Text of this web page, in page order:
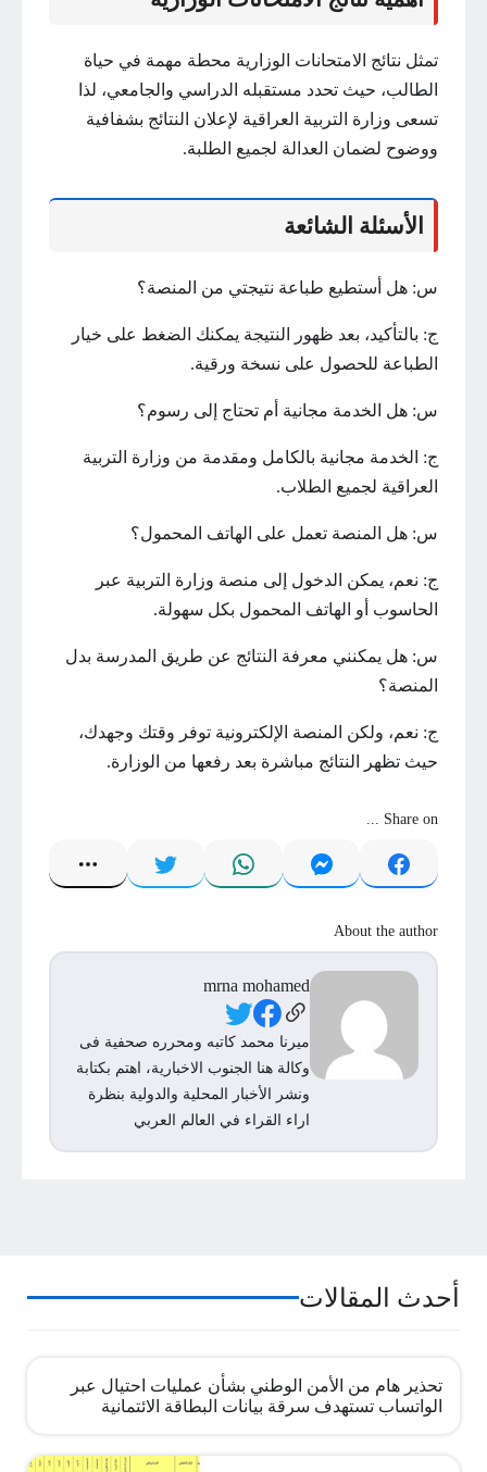
تمثل نتائج الامتحانات الوزارية محطة مهمة في حياة
الطالب، حيث تحدد مستقبله الدراسي والجامعي، لذا
تسعى وزارة التربية العراقية لإعلان النتائج بشفافية
ووضوح لضمان العدالة لجميع الطلبة.
الأسئلة الشائعة
س: هل أستطيع طباعة نتيجتي من المنصة؟
ج: بالتأكيد، بعد ظهور النتيجة يمكنك الضغط على خيار
الطباعة للحصول على نسخة ورقية.
س: هل الخدمة مجانية أم تحتاج إلى رسوم؟
ج: الخدمة مجانية بالكامل ومقدمة من وزارة التربية
العراقية لجميع الطلاب.
س: هل المنصة تعمل على الهاتف المحمول؟
ج: نعم، يمكن الدخول إلى منصة وزارة التربية عبر
الحاسوب أو الهاتف المحمول بكل سهولة.
س: هل يمكنني معرفة النتائج عن طريق المدرسة بدل
المنصة؟
ج: نعم، ولكن المنصة الإلكترونية توفر وقتك وجهدك،
حيث تظهر النتائج مباشرة بعد رفعها من الوزارة.
Share on ...
About the author
mrna mohamed
Social Links
ميرنا محمد كاتبه ومحرره صحفية فى
وكالة هنا الجنوب الاخبارية، اهتم بكتابة
ونشر الأخبار المحلية والدولية بنظرة
اراء القراء في العالم العربي
أحدث المقالات
تحذير هام من الأمن الوطني بشأن عمليات احتيال عبر
الواتساب تستهدف سرقة بيانات البطاقة الائتمانية